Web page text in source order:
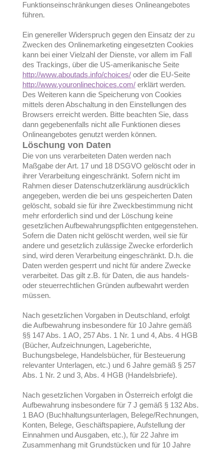
Funktionseinschränkungen dieses Onlineangebotes
führen.
Ein genereller Widerspruch gegen den Einsatz der zu
Zwecken des Onlinemarketing eingesetzten Cookies
kann bei einer Vielzahl der Dienste, vor allem im Fall
des Trackings, über die US-amerikanische Seite
http://www.aboutads.info/choices/ oder die EU-Seite
http://www.youronlinechoices.com/ erklärt werden.
Des Weiteren kann die Speicherung von Cookies
mittels deren Abschaltung in den Einstellungen des
Browsers erreicht werden. Bitte beachten Sie, dass
dann gegebenenfalls nicht alle Funktionen dieses
Onlineangebotes genutzt werden können.
Löschung von Daten
Die von uns verarbeiteten Daten werden nach
Maßgabe der Art. 17 und 18 DSGVO gelöscht oder in
ihrer Verarbeitung eingeschränkt. Sofern nicht im
Rahmen dieser Datenschutzerklärung ausdrücklich
angegeben, werden die bei uns gespeicherten Daten
gelöscht, sobald sie für ihre Zweckbestimmung nicht
mehr erforderlich sind und der Löschung keine
gesetzlichen Aufbewahrungspflichten entgegenstehen.
Sofern die Daten nicht gelöscht werden, weil sie für
andere und gesetzlich zulässige Zwecke erforderlich
sind, wird deren Verarbeitung eingeschränkt. D.h. die
Daten werden gesperrt und nicht für andere Zwecke
verarbeitet. Das gilt z.B. für Daten, die aus handels-
oder steuerrechtlichen Gründen aufbewahrt werden
müssen.
Nach gesetzlichen Vorgaben in Deutschland, erfolgt
die Aufbewahrung insbesondere für 10 Jahre gemäß
§§ 147 Abs. 1 AO, 257 Abs. 1 Nr. 1 und 4, Abs. 4 HGB
(Bücher, Aufzeichnungen, Lageberichte,
Buchungsbelege, Handelsbücher, für Besteuerung
relevanter Unterlagen, etc.) und 6 Jahre gemäß § 257
Abs. 1 Nr. 2 und 3, Abs. 4 HGB (Handelsbriefe).
Nach gesetzlichen Vorgaben in Österreich erfolgt die
Aufbewahrung insbesondere für 7 J gemäß § 132 Abs.
1 BAO (Buchhaltungsunterlagen, Belege/Rechnungen,
Konten, Belege, Geschäftspapiere, Aufstellung der
Einnahmen und Ausgaben, etc.), für 22 Jahre im
Zusammenhang mit Grundstücken und für 10 Jahre